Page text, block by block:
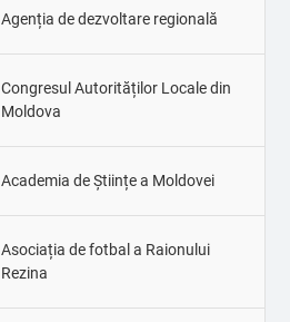
Agenția de dezvoltare regională
Congresul Autorităților Locale din
Moldova
Academia de Științe a Moldovei
Asociația de fotbal a Raionului
Rezina